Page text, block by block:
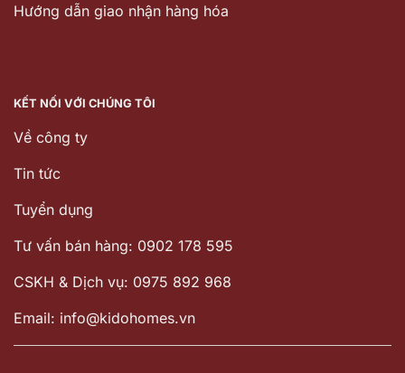
Hướng dẫn giao nhận hàng hóa
KẾT NỐI VỚI CHÚNG TÔI
Về công ty
Tin tức
Tuyển dụng
Tư vấn bán hàng: 0902 178 595
CSKH & Dịch vụ: 0975 892 968
Email: info@kidohomes.vn